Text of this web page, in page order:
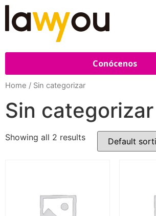
Conócenos
Home / Sin categorizar
Sin categorizar
Showing all 2 results